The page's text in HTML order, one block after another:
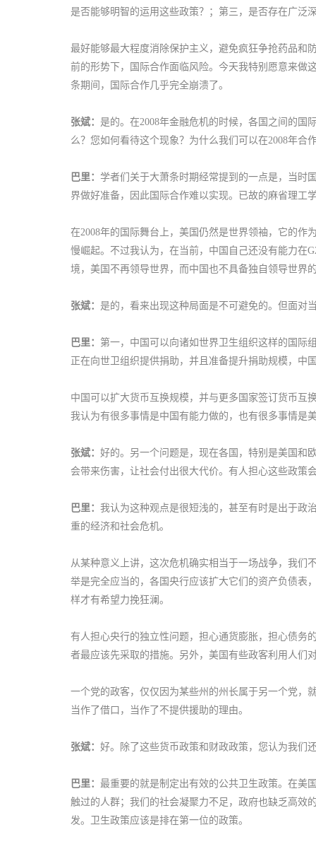
是否能够明智的运用这些政策？；第三，是否存在广泛
最好能够最大程度消除保护主义，避免疯狂争抢药品和
前的形势下，国际合作面临风险。今天我特别愿意来做
条期间，国际合作几乎完全崩溃了。
张斌： 是的。在2008年金融危机的时候，各国之间的
么？您如何看待这个现象？为什么我们可以在2008年
巴里： 学者们关于大萧条时期经常提到的一点是，当时
界做好准备，因此国际合作难以实现。已故的麻省理工
在2008年的国际舞台上，美国仍然是世界领袖，它的
慢崛起。不过我认为，在当前，中国自己还没有能力在
境，美国不再领导世界，而中国也不具备独自领导世界
张斌： 是的，看来出现这种局面是不可避免的。但面对
巴里： 第一，中国可以向诸如世界卫生组织这样的国际
正在向世卫组织提供捐助，并且准备提升捐助规模，中
中国可以扩大货币互换规模，并与更多国家签订货币互
我认为有很多事情是中国有能力做的，也有很多事情是
张斌： 好的。另一个问题是，现在各国，特别是美国和
会带来伤害，让社会付出很大代价。有人担心这些政策
巴里： 我认为这种观点是很短浅的，甚至有时是出于政
重的经济和社会危机。
从某种意义上讲，这次危机确实相当于一场战争，我们
举是完全应当的，各国央行应该扩大它们的资产负债表
样才有希望力挽狂澜。
有人担心央行的独立性问题，担心通货膨胀，担心债务
者最应该先采取的措施。另外，美国有些政客利用人们
一个党的政客，仅仅因为某些州的州长属于另一个党，
当作了借口，当作了不提供援助的理由。
张斌： 好。除了这些货币政策和财政政策，您认为我们
巴里： 最重要的就是制定出有效的公共卫生政策。在美
触过的人群；我们的社会凝聚力不足，政府也缺乏高效
发。卫生政策应该是排在第一位的政策。